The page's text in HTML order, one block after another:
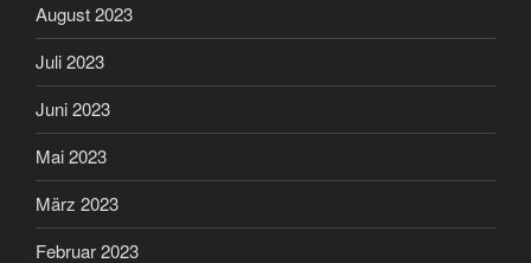
August 2023
Juli 2023
Juni 2023
Mai 2023
März 2023
Februar 2023